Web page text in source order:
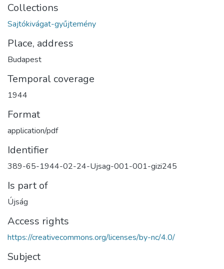
Collections
Sajtókivágat-gyűjtemény
Place, address
Budapest
Temporal coverage
1944
Format
application/pdf
Identifier
389-65-1944-02-24-Ujsag-001-001-gizi245
Is part of
Újság
Access rights
https://creativecommons.org/licenses/by-nc/4.0/
Subject